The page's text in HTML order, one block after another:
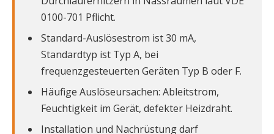
0100-701 Pflicht.
Standard-Auslösestrom ist 30 mA,
Standardtyp ist Typ A, bei
frequenzgesteuerten Geräten Typ B oder F.
Häufige Auslöseursachen: Ableitstrom,
Feuchtigkeit im Gerät, defekter Heizdraht.
Installation und Nachrüstung darf